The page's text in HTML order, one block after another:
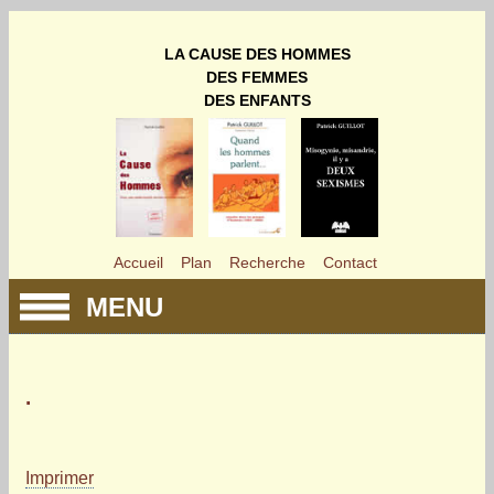
LA CAUSE DES HOMMES
DES FEMMES
DES ENFANTS
.
Imprimer
MENU
Accueil Plan Recherche Contact